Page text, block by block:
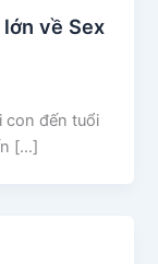
về Sex
con đến tuổi
[…]